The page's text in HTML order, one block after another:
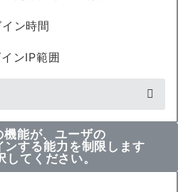
ン時間
ンIP範囲
能が、ユーザの
する能力を制限します
てください。